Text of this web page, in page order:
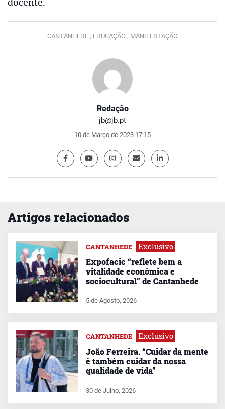
Redação
jb@jb.pt
10 de Março de 2023 17:15
docente.
CANTANHEDE , EDUCAÇÃO , MANIFESTAÇÃO
Artigos relacionados
CANTANHEDE Exclusivo
Expofacic “reflete bem a
vitalidade económica e
sociocultural” de Cantanhede
5 de Agosto, 2026
CANTANHEDE Exclusivo
João Ferreira. “Cuidar da mente
é também cuidar da nossa
qualidade de vida”
30 de Julho, 2026